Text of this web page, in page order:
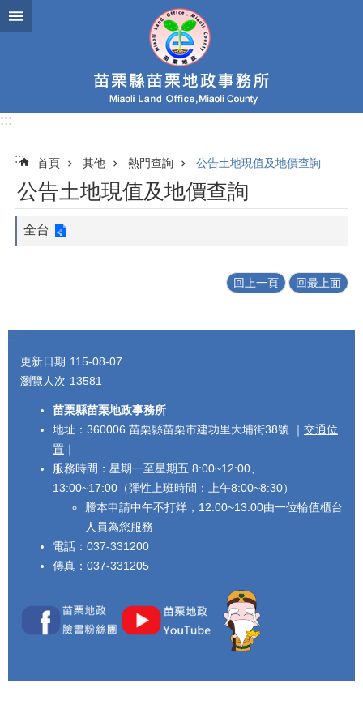
跳到主要內容區塊
:::
::: 首頁 其他 熱門查詢 公告土地現值及地價查詢
公告土地現值及地價查詢
全台
回上一頁 回最上面
:::
更新日期 115-08-07
瀏覽人次 13581
苗栗縣苗栗地政事務所
地址：360006 苗栗縣苗栗市建功里大埔街38號 ｜ 交通位
置 ｜
服務時間：星期一至星期五 8:00~12:00、
13:00~17:00（彈性上班時間：上午8:00~8:30）
謄本申請中午不打烊，12:00~13:00由一位輪值櫃台
人員為您服務
電話：037-331200
傳真：037-331205